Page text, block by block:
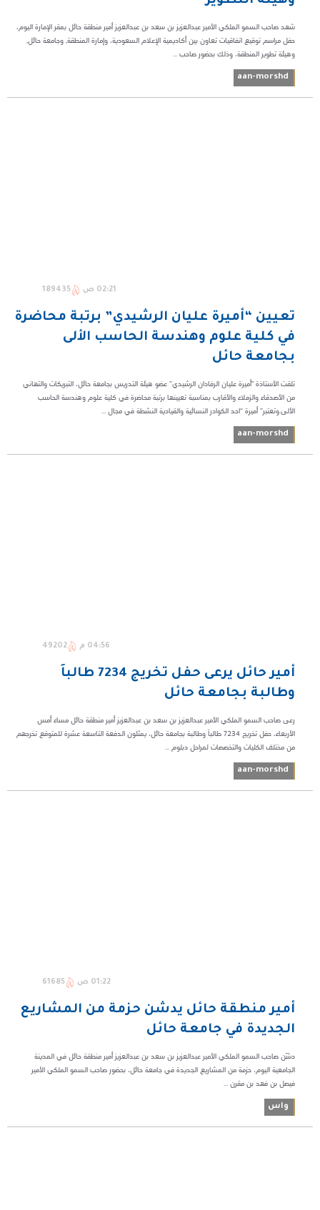
شهد صاحب السمو الملكي الأمير عبدالعزيز بن سعد بن عبدالعزيز أمير منطقة حائل بمقر الإمارة اليوم،
حفل مراسم توقيع اتفاقيات تعاون بين أكاديمية الإعلام السعودية، وإمارة المنطقة, وجامعة حائل,
وهيئة تطوير المنطقة، وذلك بحضور صاحب ...
aan-morshd
02:21 ص 189435
تعيين “أميرة عليان الرشيدي” برتبة محاضرة
في كلية علوم وهندسة الحاسب الألى
بجامعة حائل
تلقت الأستاذة "أميرة عليان الرفادان الرشيدي” عضو هيئة التدريس بجامعة حائل، التبريكات والتهاني
من الأصدقاء والزملاء والأقارب بمناسبة تعيينها برتبة محاضرة في كلية علوم وهندسة الحاسب
الألى.وتعتبر” أميرة “احد الكوادر النسائية والقيادية النشطة في مجال ...
aan-morshd
04:56 م 49202
أمير حائل ‏يرعى حفل تخريج 7234 طالباً
وطالبة بجامعة حائل
رعى صاحب السمو الملكي الأمير عبدالعزيز بن سعد بن عبدالعزيز أمير منطقة حائل مساء أمس
الأربعاء، حفل تخريج 7234 طالباً وطالبة بجامعة حائل، يمثلون الدفعة التاسعة عشرة للمتوقع تخرجهم
من مختلف الكليات والتخصصات لمراحل دبلوم ...
aan-morshd
01:22 ص 61685
أمير منطقة حائل يدشّن حزمة من المشاريع
الجديدة في جامعة حائل
دشّن صاحب السمو الملكي الأمير عبدالعزيز بن سعد بن عبدالعزيز أمير منطقة حائل في المدينة
الجامعية اليوم، حزمة من المشاريع الجديدة في جامعة حائل، بحضور صاحب السمو الملكي الأمير
فيصل بن فهد بن مقرن ...
واس